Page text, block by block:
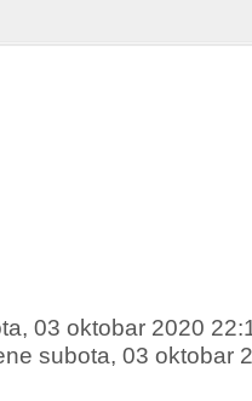
03 oktobar 2020
subota, 03 oktobar